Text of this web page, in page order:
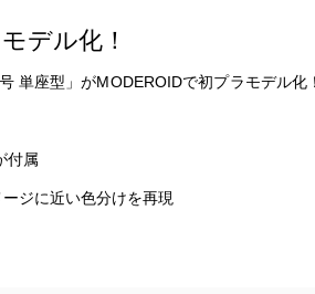
デル化！
単座型」がMODEROIDで初プラモデル化
付属
ジに近い色分けを再現